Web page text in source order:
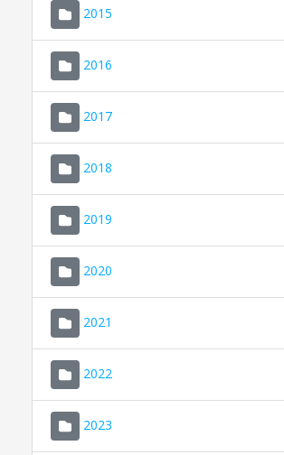
2015
2016
2017
2018
2019
2020
2021
2022
2023